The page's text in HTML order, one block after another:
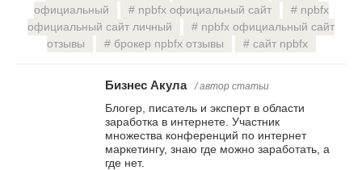
официальный
npbfx официальный сайт
npbfx
официальный сайт личный
npbfx официальный сайт
отзывы
брокер npbfx отзывы сайт npbfx
Бизнес Акула / автор статьи
Блогер, писатель и эксперт в области
заработка в интернете. Участник
множества конференций по интернет
маркетингу, знаю где можно заработать, а
где нет.